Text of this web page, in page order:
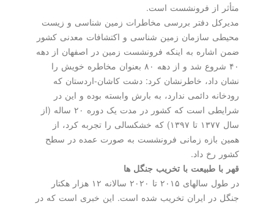
متأثر از فرونشست است.
مدیرکل دفتر بررسی مخاطرات زمین شناسی و زیست
محیطی سازمان زمین شناسی و اکتشافات معدنی کشور
ضمن اشاره به اینکه فرونشست زمین در اصفهان از دهه
۴۰ شروع شد و از دهه ۸۰ بعنوان مخاطره خویش را
نشان داد، خاطرنشان کرد: دشت کاشان-اردستان که
رودخانه دائمی ندارد، به بارش وابسته بوده و این در
شرایطی است که کشور در مدت یک دوره ۲۰ ساله (از
سال ۱۳۷۷ تا ۱۳۹۷) که خشکسالی را تجربه کرد، از
همین بازه زمانی فرونشست به صورت عمده در سطح
کشور رخ داد.
قهر با طبیعت با تخریب جنگل ها
در طول سالهای ۲۰۱۵ تا ۲۰۲۰ سالانه ۱۲ هزار هکتار
جنگل در ایران تخریب شده است. این خبری است که در